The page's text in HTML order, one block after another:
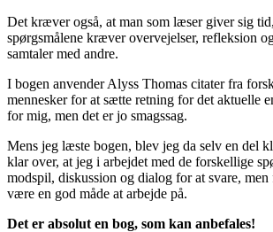
Det kræver også, at man som læser giver sig
spørgsmålene kræver overvejelser, refleksion
samtaler med andre.
I bogen anvender Alyss Thomas citater fra
mennesker for at sætte retning for det aktuelle
for mig, men det er jo smagssag.
Mens jeg læste bogen, blev jeg da selv en del
klar over, at jeg i arbejdet med de forskellige
modspil, diskussion og dialog for at svare, men
være en god måde at arbejde på.
Det er absolut en bog, som kan anbefales!